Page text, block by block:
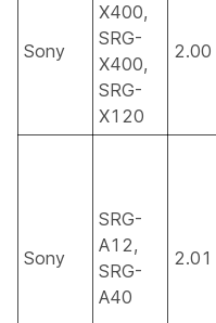
Sony
X400,
SRG-
X400,
SRG-
X120
2.00
Sony
SRG-
A12,
SRG-
A40
2.01